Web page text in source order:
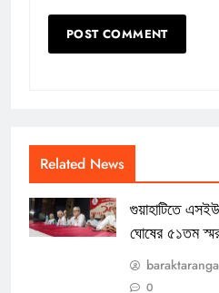
Related News
গুয়াহাটিতে
ঘোষের ৫১তম
0